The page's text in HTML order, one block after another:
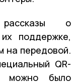
о
поддержке,
на передовой.
QR-
можно было